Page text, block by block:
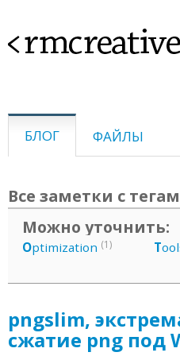
<rmcreative>
БЛОГ ФАЙЛЫ
Все заметки с
Можно уточнить:
Optimization (1) T
pngslim,
сжатие png под